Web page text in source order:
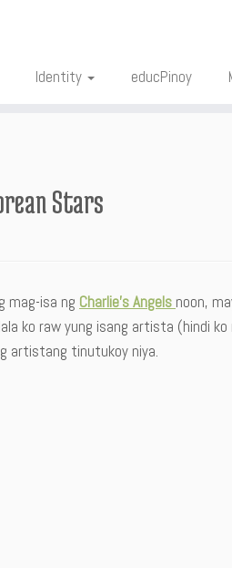
Identity educPinoy
Stars
mag-isa ng Charlie’s Angels noon,
ko raw yung isang artista (hindi
artistang tinutukoy niya.